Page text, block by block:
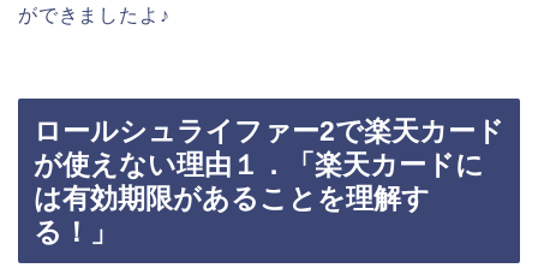
ができましたよ♪
ロールシュライファー2で楽天カード
が使えない理由１．「楽天カードに
は有効期限があることを理解す
る！」